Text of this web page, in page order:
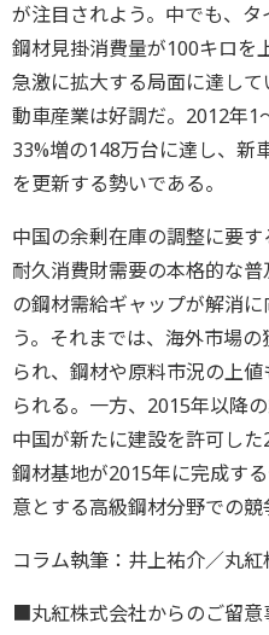
が注目されよう。中でも、
鋼材見掛消費量が100キロを
急激に拡大する局面に達し
動車産業は好調だ。2012年1
33%増の148万台に達し、新
を更新する勢いである。
中国の余剰在庫の調整に要
耐久消費財需要の本格的な
の鋼材需給ギャップが解消
う。それまでは、海外市場
られ、鋼材や原料市況の上
られる。一方、2015年以降
中国が新たに建設を許可し
鋼材基地が2015年に完成す
意とする高級鋼材分野での競
コラム執筆：井上祐介／丸
■丸紅株式会社からのご留意